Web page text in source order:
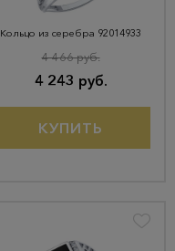
Кольцо из серебра 92014933
4 243 руб.
4 466 руб.
КУПИТЬ